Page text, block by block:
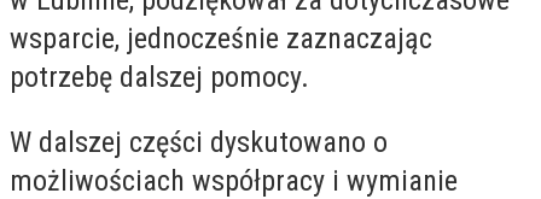
wsparcie, jednocześnie zaznaczając
potrzebę dalszej pomocy.
W dalszej części dyskutowano o
możliwościach współpracy i wymianie